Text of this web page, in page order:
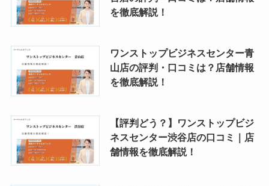
を徹底解説！
ワンストップビジネスセンター青
山店の評判・口コミは？店舗情報
を徹底解説！
【評判どう？】ワンストップビジ
ネスセンター渋谷店の口コミ｜店
舗情報を徹底解説！